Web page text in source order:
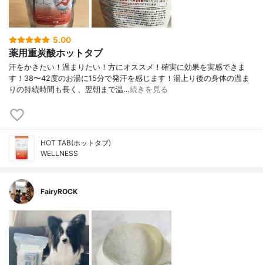
5.00
薬用重炭酸ホットタブ
汗をかきたい！温まりたい！方にオススメ！確実に効果を実感できま
す！38〜42度のお湯に15分で発汗を感じます！湯上り後の身体の温ま
りの持続時間も長く、翌朝まで温…続きを見る
HOT TAB(ホットタブ)
WELLNESS
FairyROCK